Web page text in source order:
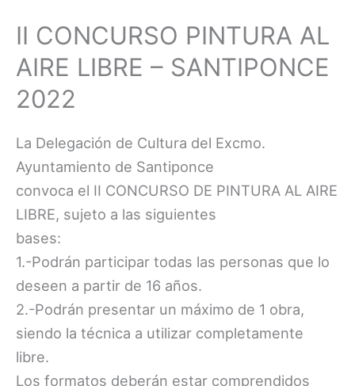
II CONCURSO PINTURA AL
AIRE LIBRE – SANTIPONCE
2022
La Delegación de Cultura del Excmo.
Ayuntamiento de Santiponce
convoca el II CONCURSO DE PINTURA AL AIRE
LIBRE, sujeto a las siguientes
bases:
1.-Podrán participar todas las personas que lo
deseen a partir de 16 años.
2.-Podrán presentar un máximo de 1 obra,
siendo la técnica a utilizar completamente
libre.
Los formatos deberán estar comprendidos